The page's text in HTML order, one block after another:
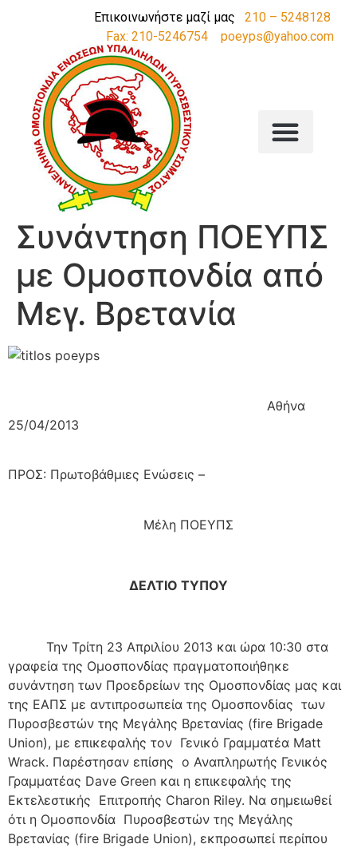
Επικοινωνήστε μαζί μας 210 – 5248128
Fax: 210-5246754
poeyps@yahoo.com
Συνάντηση ΠΟΕΥΠΣ
με Ομοσπονδία από
Μεγ. Βρετανία
Αθήνα
25/04/2013
ΠΡΟΣ: Πρωτοβάθμιες Ενώσεις –
Μέλη ΠΟΕΥΠΣ
ΔΕΛΤΙΟ ΤΥΠΟΥ
Την Τρίτη 23 Απριλίου 2013 και ώρα 10:30 στα
γραφεία της Ομοσπονδίας πραγματοποιήθηκε
συνάντηση των Προεδρείων της Ομοσπονδίας μας και
της ΕΑΠΣ με αντιπροσωπεία της Ομοσπονδίας των
Πυροσβεστών της Μεγάλης Βρετανίας (fire Brigade
Union), με επικεφαλής τον Γενικό Γραμματέα Matt
Wrack. Παρέστησαν επίσης ο Αναπληρωτής Γενικός
Γραμματέας Dave Green και η επικεφαλής της
Εκτελεστικής Επιτροπής Charon Riley. Να σημειωθεί
ότι η Ομοσπονδία Πυροσβεστών της Μεγάλης
Βρετανίας (fire Brigade Union), εκπροσωπεί περίπου